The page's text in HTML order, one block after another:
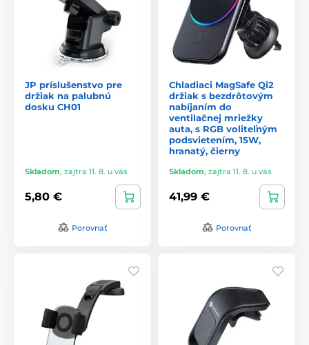
JP príslušenstvo pre
držiak na palubnú
dosku CH01
Skladom, zajtra 11. 8. u vás
5,80 €
Porovnať
Chladiaci MagSafe Qi2
držiak s bezdrôtovým
nabíjaním do
ventilačnej mriežky
auta, s RGB voliteľným
podsvietením, 15W,
hranatý, čierny
Skladom, zajtra 11. 8. u vás
41,99 €
Porovnať